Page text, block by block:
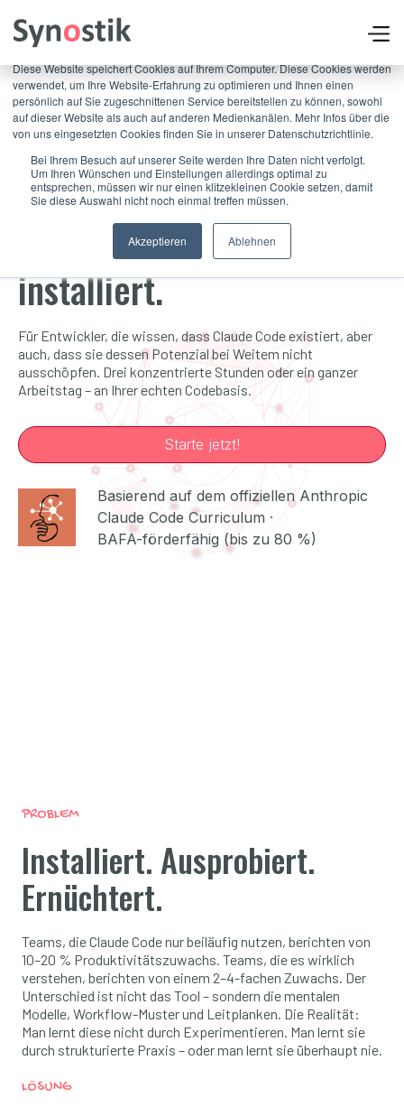
×
Diese Website speichert Cookies auf Ihrem Computer. Diese Cookies werden
verwendet, um Ihre Website-Erfahrung zu optimieren und Ihnen einen
persönlich auf Sie zugeschnittenen Service bereitstellen zu können, sowohl
auf dieser Website als auch auf anderen Medienkanälen. Mehr Infos über die
von uns eingesetzten Cookies finden Sie in unserer Datenschutzrichtlinie.
Bei Ihrem Besuch auf unserer Seite werden Ihre Daten nicht verfolgt.
Um Ihren Wünschen und Einstellungen allerdings optimal zu
entsprechen, müssen wir nur einen klitzekleinen Cookie setzen, damit
Sie diese Auswahl nicht noch einmal treffen müssen.
Akzeptieren Ablehnen
Claude Code – Wirklich
gemeistert, nicht nur
installiert.
Für Entwickler, die wissen, dass Claude Code existiert, aber
auch, dass sie dessen Potenzial bei Weitem nicht
ausschöpfen. Drei konzentrierte Stunden oder ein ganzer
Arbeitstag – an Ihrer echten Codebasis.
Starte jetzt!
Jetzt kostenloses Erstgespräch buchen
Basierend auf dem offiziellen Anthropic
Claude Code Curriculum ·
BAFA-förderfähig (bis zu 80 %)
PROBLEM
Installiert. Ausprobiert.
Ernüchtert.
Teams, die Claude Code nur beiläufig nutzen, berichten von
10–20 % Produktivitätszuwachs. Teams, die es wirklich
verstehen, berichten von einem 2–4-fachen Zuwachs. Der
Unterschied ist nicht das Tool – sondern die mentalen
Modelle, Workflow-Muster und Leitplanken. Die Realität:
Man lernt diese nicht durch Experimentieren. Man lernt sie
durch strukturierte Praxis – oder man lernt sie überhaupt nie.
LÖSUNG